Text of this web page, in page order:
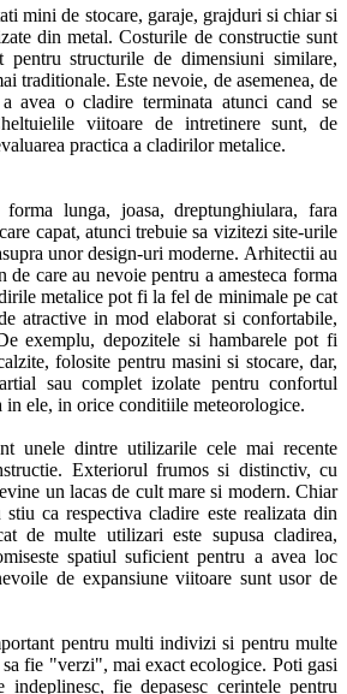
mini de stocare, garaje, grajduri si chiar si
din metal. Costurile de constructie sunt
pentru structurile de dimensiuni similare,
traditionale. Este nevoie, de asemenea, de
avea o cladire terminata atunci cand se
viitoare de intretinere sunt, de
practica a cladirilor metalice.
lunga, joasa, dreptunghiulara, fara
capat, atunci trebuie sa vizitezi site-urile
unor design-uri moderne. Arhitectii au
de care au nevoie pentru a amesteca forma
metalice pot fi la fel de minimale pe cat
atractive in mod elaborat si confortabile,
exemplu, depozitele si hambarele pot fi
folosite pentru masini si stocare, dar,
sau complet izolate pentru confortul
in ele, in orice conditiile meteorologice.
unele dintre utilizarile cele mai recente
Exteriorul frumos si distinctiv, cu
un lacas de cult mare si modern. Chiar
ca respectiva cladire este realizata din
de multe utilizari este supusa cladirea,
spatiul suficient pentru a avea loc
de expansiune viitoare sunt usor de
pentru multi indivizi si pentru multe
fie "verzi", mai exact ecologice. Poti gasi
fie depasesc cerintele pentru